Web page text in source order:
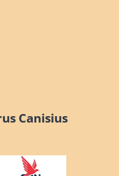
Canisius